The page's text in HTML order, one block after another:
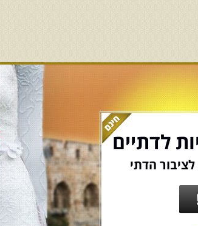
לדתיים
הדתי